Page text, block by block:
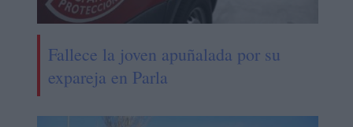
Fallece la joven apuñalada por su
expareja en Parla